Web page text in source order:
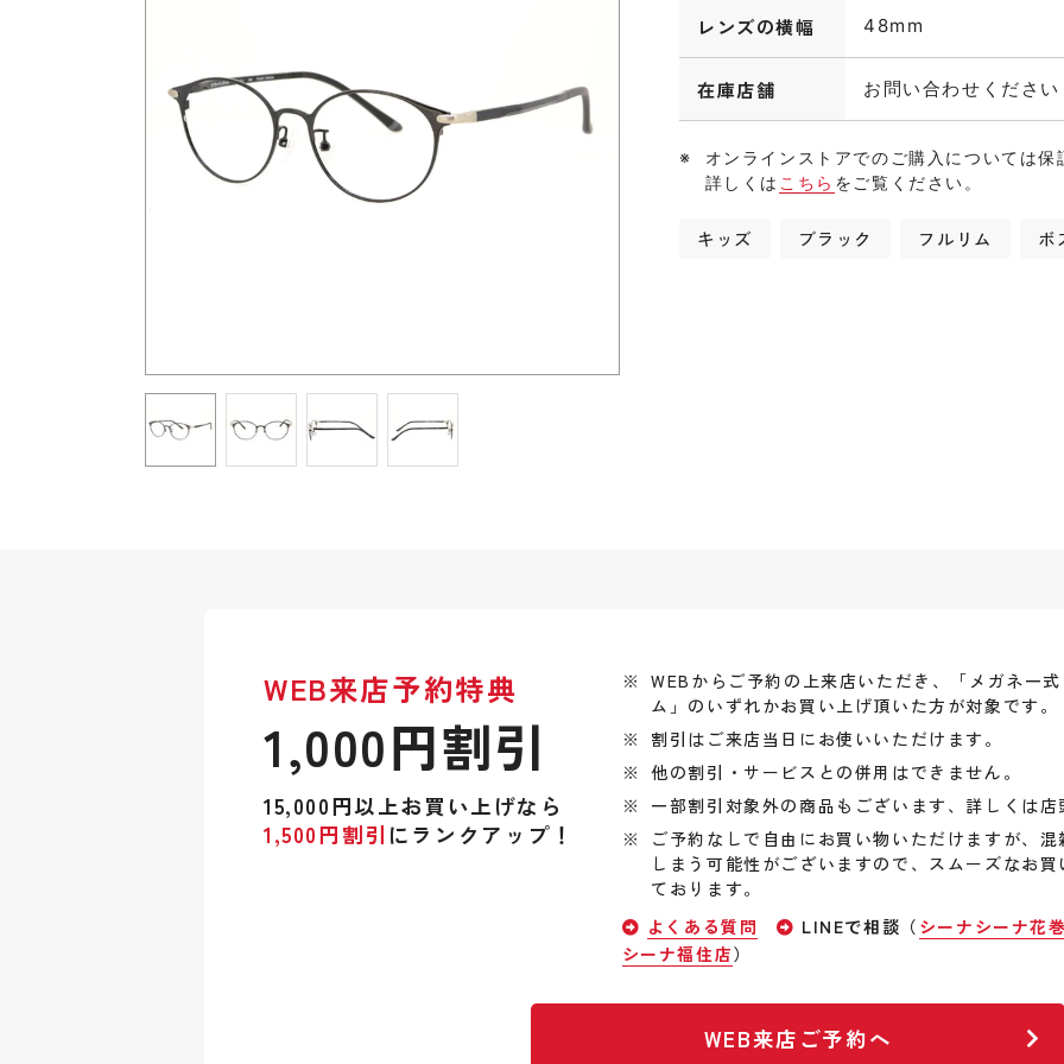
レンズの横幅 48mm
在庫店舗 お問い合わせください
オンラインストアでのご購入については保
詳しくは こちら をご覧ください。
キッズ ブラック フルリム ボ
WEB来店予約特典
1,000円割引
15,000円以上お買い上げなら
1,500円割引 にランクアップ！
WEBからご予約の上来店いただき、「メガネ一
ム」のいずれかお買い上げ頂いた方が対象です。
割引はご来店当日にお使いいただけます。
他の割引・サービスとの併用はできません。
一部割引対象外の商品もございます、詳しくは店
ご予約なしで自由にお買い物いただけますが、
しまう可能性がございますので、スムーズなお
ております。
よくある質問
LINEで相談（ シーナシーナ花
シーナ福住店）
WEB来店ご予約へ